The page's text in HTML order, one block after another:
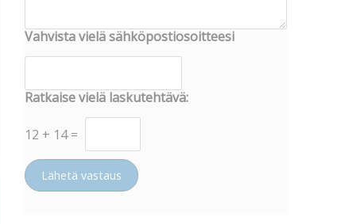
Vahvista vielä sähköpostiosoitteesi
Ratkaise vielä laskutehtävä:
12 + 14 =
Lähetä vastaus